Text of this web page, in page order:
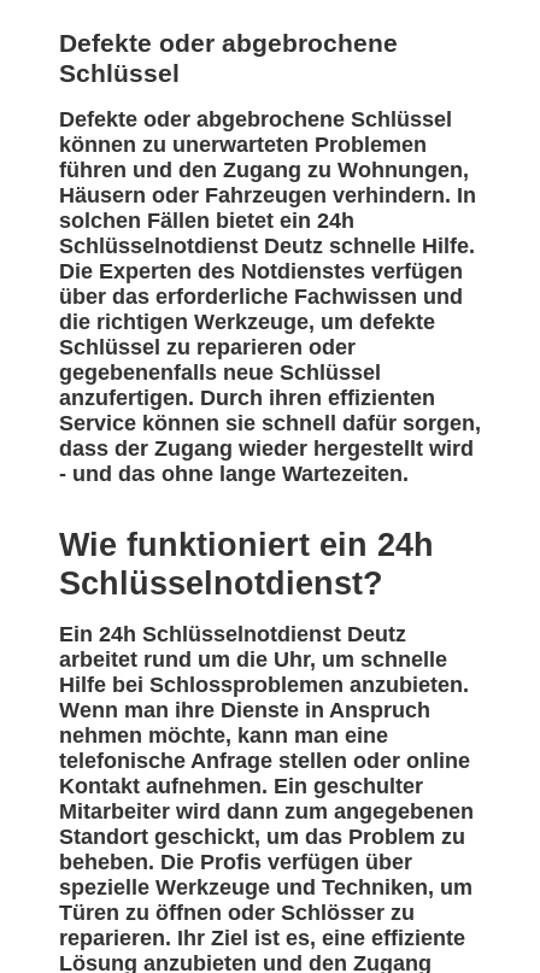
Defekte oder abgebrochene
Schlüssel
Defekte oder abgebrochene Schlüssel
können zu unerwarteten Problemen
führen und den Zugang zu Wohnungen,
Häusern oder Fahrzeugen verhindern. In
solchen Fällen bietet ein 24h
Schlüsselnotdienst Deutz schnelle Hilfe.
Die Experten des Notdienstes verfügen
über das erforderliche Fachwissen und
die richtigen Werkzeuge, um defekte
Schlüssel zu reparieren oder
gegebenenfalls neue Schlüssel
anzufertigen. Durch ihren effizienten
Service können sie schnell dafür sorgen,
dass der Zugang wieder hergestellt wird
- und das ohne lange Wartezeiten.
Wie funktioniert ein 24h
Schlüsselnotdienst?
Ein 24h Schlüsselnotdienst Deutz
arbeitet rund um die Uhr, um schnelle
Hilfe bei Schlossproblemen anzubieten.
Wenn man ihre Dienste in Anspruch
nehmen möchte, kann man eine
telefonische Anfrage stellen oder online
Kontakt aufnehmen. Ein geschulter
Mitarbeiter wird dann zum angegebenen
Standort geschickt, um das Problem zu
beheben. Die Profis verfügen über
spezielle Werkzeuge und Techniken, um
Türen zu öffnen oder Schlösser zu
reparieren. Ihr Ziel ist es, eine effiziente
Lösung anzubieten und den Zugang